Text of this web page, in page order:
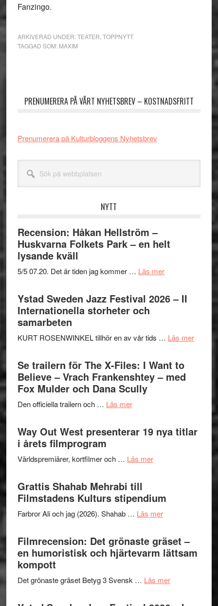
Fanzingo.
ARKIVERAD UNDER:TEATER TOPPNYTT
TAGGAD SOM: MAXIM
PRENUMERERA PÅ VÅRT NYHETSBREV – KOSTNADSFRITT
Prenumerera på Kulturbloggens Nyhetsbrev
webbplatsen
NYTT
Recension: Håkan Hellström –
Huskvarna Folkets Park – en helt
lysande kväll
5/5 07.20. Det är tiden jag kommer … Läs merom
Håkan
Hellström
Folkets
–
en
Ystad Sweden Jazz Festival 2026 – II
Internationella storheter och
samarbeten
KURT ROSENWINKEL tillhör en av vår tids … Läs merom
Se trailern för The X-Files: I Want to
Believe – Vrach Frankenshtey – med
Fox Mulder och Dana Scully
Den officiella trailern och … Läs merom
trailern
för
X-
I
Want
to
Believe
Vrach
Frankenshtey
med
Mulder
Way Out West presenterar 19 nya titlar
i årets filmprogram
Världspremiärer, kortfilmer och … Läs merom
presenterar
19
titlar
i
Grattis Shahab Mehrabi till
Filmstadens Kulturs stipendium
Farbror Ali och jag (2026). Shahab … Läs merom
Shahab
Mehrabi
till
Kulturs
Filmrecension: Det grönaste gräset –
en humoristisk och hjärtevarm lättsam
kompott
Det grönaste gräset Betyg 3 Svensk … Läs merom
Det